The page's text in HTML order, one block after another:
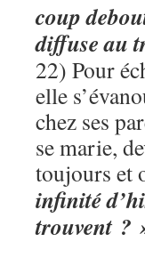
coup
diffuse au
22) Pour
elle
chez ses
se marie,
toujours et
infinité
trouvent ?